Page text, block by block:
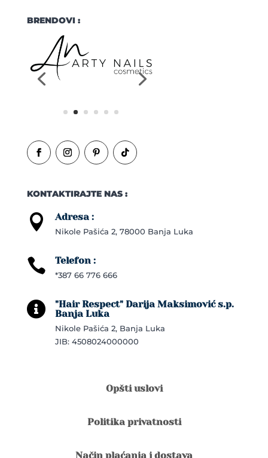
BRENDOVI :
KONTAKTIRAJTE NAS :
 Adresa :
Nikole Pašića 2, 78000 Banja Luka
 Telefon :
*387 66 776 666

"Hair Respect" Darija Maksimović s.p.
Banja Luka
Nikole Pašića 2, Banja Luka
JIB: 4508024000000
Opšti uslovi
Politika privatnosti
Način plaćanja i dostava